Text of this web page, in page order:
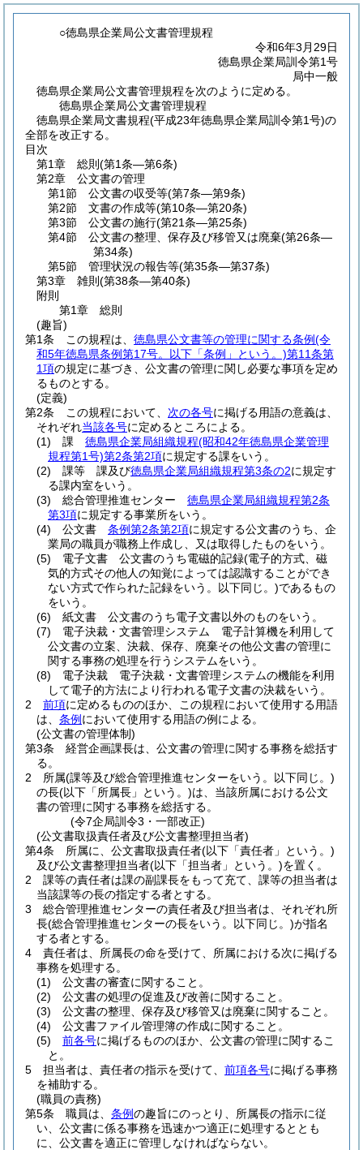
○徳島県企業局公文書管理規程
令和6年3月29日
徳島県企業局訓令第1号
局中一般
徳島県企業局公文書管理規程を次のように定める。
徳島県企業局公文書管理規程
徳島県企業局文書規程(平成23年徳島県企業局訓令第1号)の
全部を改正する。
目次
第1章
総則 (第1条―第6条)
第2章
公文書の管理
第1節
公文書の収受等(第7条―第9条)
第2節
文書の作成等(第10条―第20条)
第3節
公文書の施行(第21条―第25条)
第4節
公文書の整理、保存及び移管又は廃棄(第26条―
第34条)
第5節
管理状況の報告等(第35条―第37条)
第3章
雑則 (第38条―第40条)
附則
第1章
総則
(趣旨)
第1条
この規程は、 徳島県公文書等の管理に関する条例(令
和5年徳島県条例第17号。以下「条例」という。)第11条第
1項の規定に基づき、公文書の管理に関し必要な事項を定め
るものとする。
(定義)
第2条
この規程において、 次の各号に掲げる用語の意義は、
それぞれ当該各号に定めるところによる。
(1)
課 徳島県企業局組織規程(昭和42年徳島県企業管理
規程第1号)第2条第2項に規定する課をいう。
(2)
課等 課及び徳島県企業局組織規程第3条の2に規定す
る課内室をいう。
(3)
総合管理推進センター 徳島県企業局組織規程第2条
第3項に規定する事業所をいう。
(4)
公文書 条例第2条第2項に規定する公文書のうち、企
業局の職員が職務上作成し、又は取得したものをいう。
(5)
電子文書 公文書のうち電磁的記録(電子的方式、磁
気的方式その他人の知覚によっては認識することができ
ない方式で作られた記録をいう。以下同じ。)であるもの
をいう。
(6)
紙文書 公文書のうち電子文書以外のものをいう。
(7)
電子決裁・文書管理システム 電子計算機を利用して
公文書の立案、決裁、保存、廃棄その他公文書の管理に
関する事務の処理を行うシステムをいう。
(8)
電子決裁 電子決裁・文書管理システムの機能を利用
して電子的方法により行われる電子文書の決裁をいう。
2
前項に定めるもののほか、この規程において使用する用語
は、 条例 において使用する用語の例による。
(公文書の管理体制)
第3条
経営企画課長は、公文書の管理に関する事務を総括す
る。
2
所属(課等及び総合管理推進センターをいう。以下同じ。)
の長(以下「所属長」という。)は、当該所属における公文
書の管理に関する事務を総括する。
(令7企局訓令3・一部改正)
(公文書取扱責任者及び公文書整理担当者)
第4条
所属に、公文書取扱責任者(以下「責任者」という。)
及び公文書整理担当者(以下「担当者」という。)を置く。
2
課等の責任者は課の副課長をもって充て、課等の担当者は
当該課等の長の指定する者とする。
3
総合管理推進センターの責任者及び担当者は、それぞれ所
長(総合管理推進センターの長をいう。以下同じ。)が指名
する者とする。
4
責任者は、所属長の命を受けて、所属における次に掲げる
事務を処理する。
(1)
公文書の審査に関すること。
(2)
公文書の処理の促進及び改善に関すること。
(3)
公文書の整理、保存及び移管又は廃棄に関すること。
(4)
公文書ファイル管理簿の作成に関すること。
(5)
前各号に掲げるもののほか、公文書の管理に関するこ
と。
5
担当者は、責任者の指示を受けて、 前項各号に掲げる事務
を補助する。
(職員の責務)
第5条
職員は、 条例の趣旨にのっとり、所属長の指示に従
い、公文書に係る事務を迅速かつ適正に処理するととも
に、公文書を適正に管理しなければならない。